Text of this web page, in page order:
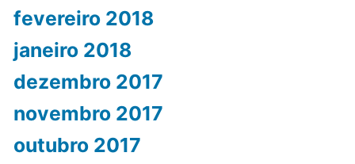
fevereiro 2018
janeiro 2018
dezembro 2017
novembro 2017
outubro 2017